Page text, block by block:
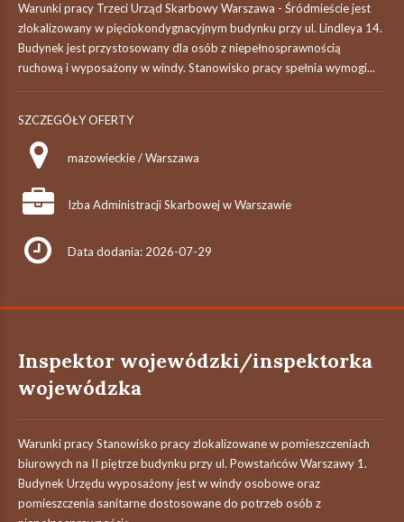
Warunki pracy Trzeci Urząd Skarbowy Warszawa - Śródmieście jest
zlokalizowany w pięciokondygnacyjnym budynku przy ul. Lindleya 14.
Budynek jest przystosowany dla osób z niepełnosprawnością
ruchową i wyposażony w windy. Stanowisko pracy spełnia wymogi...
SZCZEGÓŁY OFERTY
mazowieckie / Warszawa
Izba Administracji Skarbowej w Warszawie
Data dodania: 2026-07-29
Inspektor wojewódzki/inspektorka
wojewódzka
Warunki pracy Stanowisko pracy zlokalizowane w pomieszczeniach
biurowych na II piętrze budynku przy ul. Powstańców Warszawy 1.
Budynek Urzędu wyposażony jest w windy osobowe oraz
pomieszczenia sanitarne dostosowane do potrzeb osób z